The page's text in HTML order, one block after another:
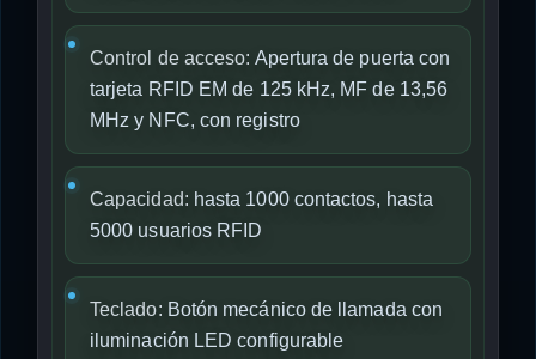
Control de acceso: Apertura de puerta con
tarjeta RFID EM de 125 kHz, MF de 13,56
MHz y NFC, con registro
Capacidad: hasta 1000 contactos, hasta
5000 usuarios RFID
Teclado: Botón mecánico de llamada con
iluminación LED configurable